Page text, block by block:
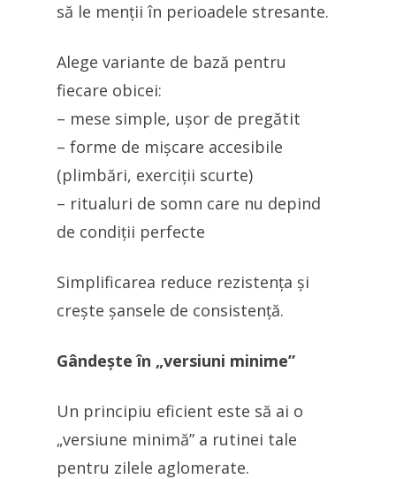
să le menții în perioadele stresante.
Alege variante de bază pentru
fiecare obicei:
– mese simple, ușor de pregătit
– forme de mișcare accesibile
(plimbări, exerciții scurte)
– ritualuri de somn care nu depind
de condiții perfecte
Simplificarea reduce rezistența și
crește șansele de consistență.
Gândește în „versiuni minime”
Un principiu eficient este să ai o
„versiune minimă” a rutinei tale
pentru zilele aglomerate.